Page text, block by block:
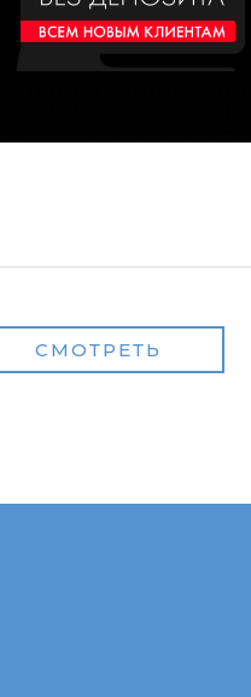
СМОТРЕТЬ